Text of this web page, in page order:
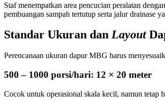
Staf menempatkan area pencucian peralatan
pembuangan sampah tertutup serta jalur drainase
Standar Ukuran dan Layout
Perencanaan ukuran dapur MBG harus
500 – 1000 porsi/hari: 12 × 20 meter
Cocok untuk operasional skala kecil, namun tetap